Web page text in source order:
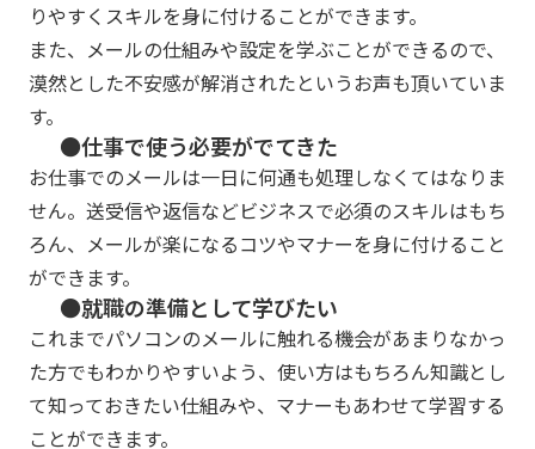
りやすくスキルを身に付けることができます。
また、メールの仕組みや設定を学ぶことができるので、
漠然とした不安感が解消されたというお声も頂いていま
す。
●仕事で使う必要がでてきた
お仕事でのメールは一日に何通も処理しなくてはなりま
せん。送受信や返信などビジネスで必須のスキルはもち
ろん、メールが楽になるコツやマナーを身に付けること
ができます。
●就職の準備として学びたい
これまでパソコンのメールに触れる機会があまりなかっ
た方でもわかりやすいよう、使い方はもちろん知識とし
て知っておきたい仕組みや、マナーもあわせて学習する
ことができます。